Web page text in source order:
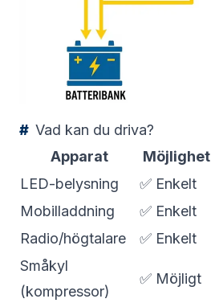
Vad kan du driva?
Apparat
Möjlighet
LED-belysning
✅ Enkelt
Mobilladdning
✅ Enkelt
Radio/högtalare
✅ Enkelt
Småkyl
(kompressor)
✅ Möjligt